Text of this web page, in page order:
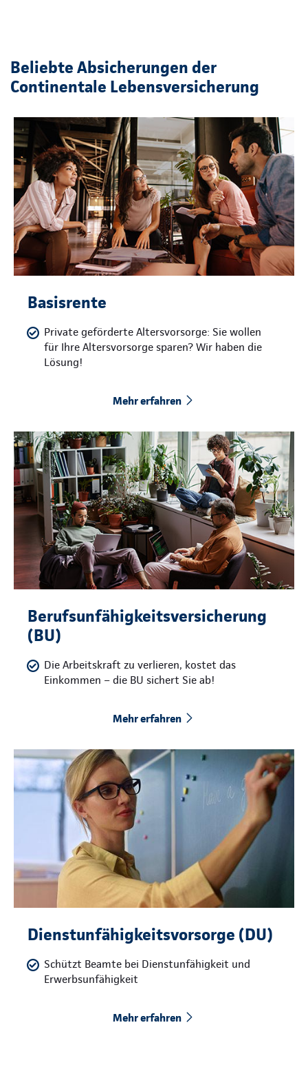
Beliebte Absicherungen der
Continentale Lebensversicherung
Basisrente
Private geförderte Altersvorsorge: Sie wollen
für Ihre Altersvorsorge sparen? Wir haben die
Lösung!
Mehr erfahren
Berufsunfähigkeitsversicherung
(BU)
Die Arbeitskraft zu verlieren, kostet das
Einkommen – die BU sichert Sie ab!
Mehr erfahren
Dienstunfähigkeitsvorsorge (DU)
Schützt Beamte bei Dienstunfähigkeit und
Erwerbsunfähigkeit
Mehr erfahren